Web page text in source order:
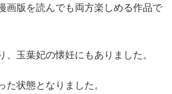
画版を読んでも両方楽しめる作品で
、玉葉妃の懐妊にもありました。
た状態となりました。